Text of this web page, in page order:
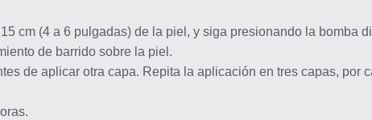
cm (4 a 6 pulgadas) de la piel, y siga presionando la bomba
de barrido sobre la piel.
de aplicar otra capa. Repita la aplicación en tres capas, por